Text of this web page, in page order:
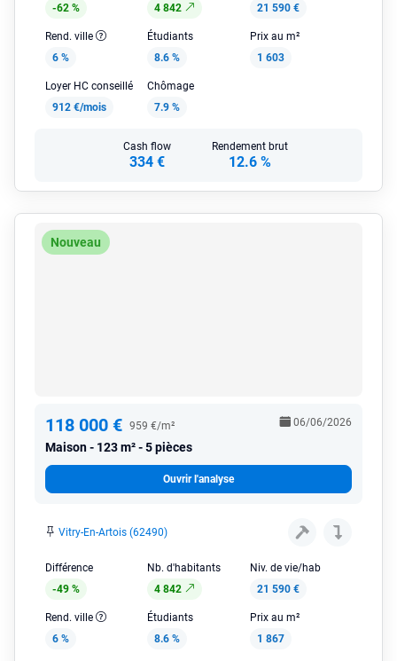
-62 %
4 842
21 590 €
Rend. ville
6 %
Étudiants
8.6 %
Prix au m²
1 603
Loyer HC conseillé
912 €/mois
Chômage
7.9 %
Cash flow
334 €
Rendement brut
12.6 %
Nouveau
118 000 € 959 €/m²
Maison 123 m² - 5 pièces
06/06/2026
Ouvrir l'analyse
Vitry-En-Artois (62490)
Différence
-49 %
Nb. d'habitants
4 842
Niv. de vie/hab
21 590 €
Rend. ville
6 %
Étudiants
8.6 %
Prix au m²
1 867